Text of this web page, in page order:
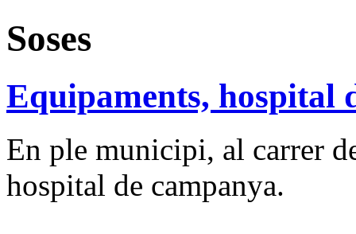
Soses
Equipaments, hospital
En ple municipi, al carrer
hospital de campanya.